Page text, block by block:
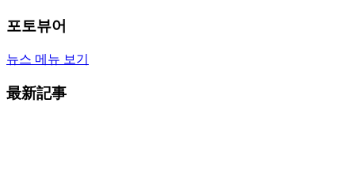
포토뷰어
뉴스 메뉴 보기
最新記事